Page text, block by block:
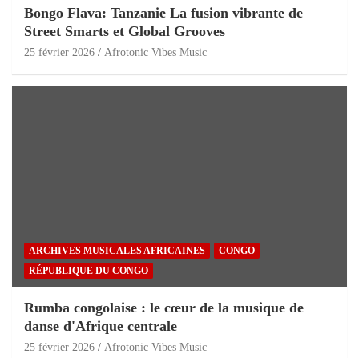
Bongo Flava: Tanzanie La fusion vibrante de
Street Smarts et Global Grooves
25 février 2026 Afrotonic Vibes Music
ARCHIVES MUSICALES AFRICAINES
CONGO
RÉPUBLIQUE DU CONGO
Rumba congolaise : le cœur de la musique de
danse d'Afrique centrale
25 février 2026 Afrotonic Vibes Music